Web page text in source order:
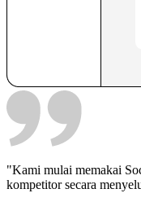
"Kami mulai memakai
kompetitor secara